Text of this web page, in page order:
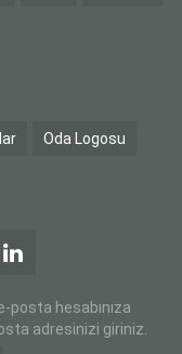
Oda Logosu
posta hesabınıza
adresinizi giriniz.